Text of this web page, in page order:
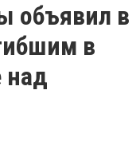
объявил в
в
над